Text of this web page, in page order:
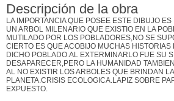
Descripción de la obra
LA IMPORTANCIA QUE POSEE ESTE DIBUJO
UN ARBOL MILENARIO QUE EXISTIO EN LA
MUTILADO POR LOS POBLADORES,NO SE
CIERTO ES QUE ACOBIJO MUCHAS
DICHO POBLADO.AL EXTERMINARLO FUE SU
DESAPARECER,PERO LA HUMANIDAD
AL NO EXISTIR LOS ARBOLES QUE BRINDAN
PLANETA.CRISIS ECOLOGICA.LAPIZ SOBRE
EXPUESTO.